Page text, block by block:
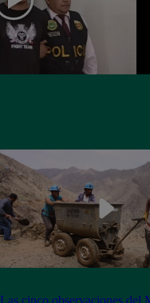
Las cinco observaciones del